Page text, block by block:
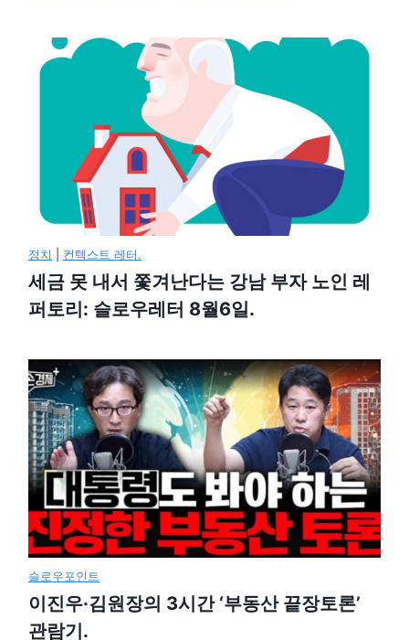
정치 컨텍스트 레터.
세금 못 내서 쫓겨난다는 강남 부자 노인 레
퍼토리: 슬로우레터 8월6일.
슬로우포인트
이진우·김원장의 3시간 ‘부동산 끝장토론’
관람기.